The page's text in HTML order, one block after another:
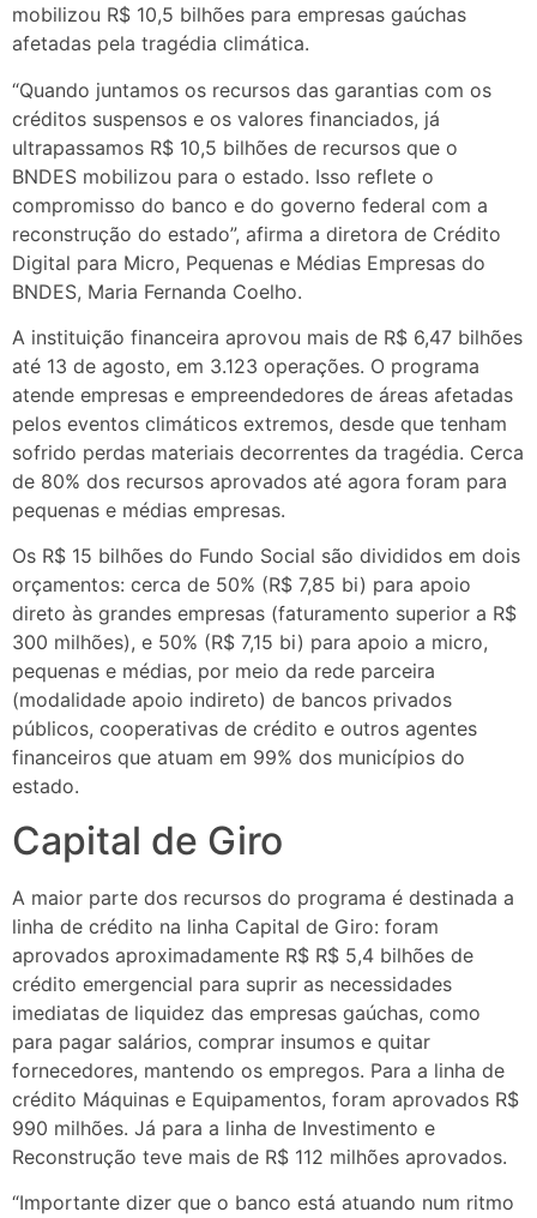
mobilizou R$ 10,5 bilhões para empresas gaúchas
afetadas pela tragédia climática.
“Quando juntamos os recursos das garantias com os
créditos suspensos e os valores financiados, já
ultrapassamos R$ 10,5 bilhões de recursos que o
BNDES mobilizou para o estado. Isso reflete o
compromisso do banco e do governo federal com a
reconstrução do estado”, afirma a diretora de Crédito
Digital para Micro, Pequenas e Médias Empresas do
BNDES, Maria Fernanda Coelho.
A instituição financeira aprovou mais de R$ 6,47 bilhões
até 13 de agosto, em 3.123 operações. O programa
atende empresas e empreendedores de áreas afetadas
pelos eventos climáticos extremos, desde que tenham
sofrido perdas materiais decorrentes da tragédia. Cerca
de 80% dos recursos aprovados até agora foram para
pequenas e médias empresas.
Os R$ 15 bilhões do Fundo Social são divididos em dois
orçamentos: cerca de 50% (R$ 7,85 bi) para apoio
direto às grandes empresas (faturamento superior a R$
300 milhões), e 50% (R$ 7,15 bi) para apoio a micro,
pequenas e médias, por meio da rede parceira
(modalidade apoio indireto) de bancos privados
públicos, cooperativas de crédito e outros agentes
financeiros que atuam em 99% dos municípios do
estado.
Capital de Giro
A maior parte dos recursos do programa é destinada a
linha de crédito na linha Capital de Giro: foram
aprovados aproximadamente R$ R$ 5,4 bilhões de
crédito emergencial para suprir as necessidades
imediatas de liquidez das empresas gaúchas, como
para pagar salários, comprar insumos e quitar
fornecedores, mantendo os empregos. Para a linha de
crédito Máquinas e Equipamentos, foram aprovados R$
990 milhões. Já para a linha de Investimento e
Reconstrução teve mais de R$ 112 milhões aprovados.
“Importante dizer que o banco está atuando num ritmo